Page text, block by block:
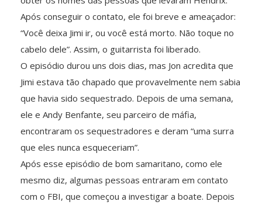
Após conseguir o contato, ele foi breve e ameaçador:
“Você deixa Jimi ir, ou você está morto. Não toque no
cabelo dele”. Assim, o guitarrista foi liberado.
O episódio durou uns dois dias, mas Jon acredita que
Jimi estava tão chapado que provavelmente nem sabia
que havia sido sequestrado. Depois de uma semana,
ele e Andy Benfante, seu parceiro de máfia,
encontraram os sequestradores e deram “uma surra
que eles nunca esqueceriam”.
Após esse episódio de bom samaritano, como ele
mesmo diz, algumas pessoas entraram em contato
com o FBI, que começou a investigar a boate. Depois